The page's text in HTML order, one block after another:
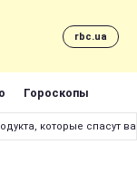
rbc.ua
Гороскопы
которые спасут